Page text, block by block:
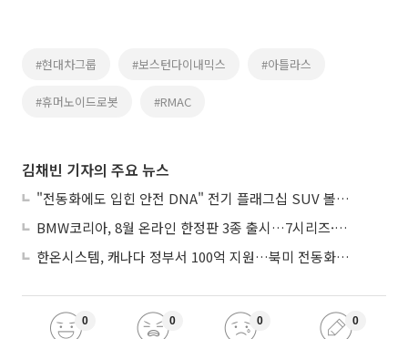
#현대차그룹 #보스턴다이내믹스 #아틀라스
#휴머노이드로봇 #RMAC
김채빈 기자의 주요 뉴스
"전동화에도 입힌 안전 DNA" 전기 플래그십 SUV 볼보 'EX90'
BMW코리아, 8월 온라인 한정판 3종 출시…7시리즈·X7·M340i 투어링
한온시스템, 캐나다 정부서 100억 지원…북미 전동화 시장 가속
0 0 0 0